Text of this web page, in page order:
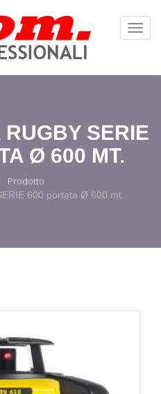
SERIE
Ø 600 MT.
Prodotto
600 portata Ø 600 mt.